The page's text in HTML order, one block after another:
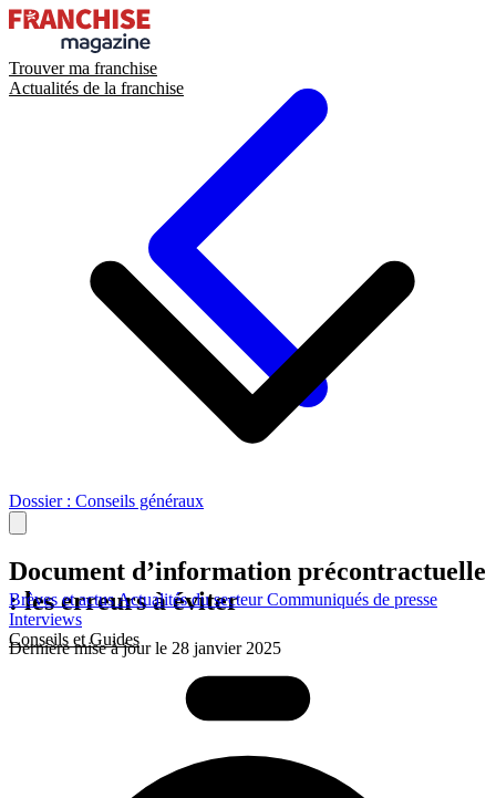
Trouver ma franchise
Actualités de la franchise
Brèves et actusActualités du secteurCommuniqués de presse
Interviews
Conseils et Guides
Dossier : Conseils généraux
Document d’information précontractuelle
: les erreurs à éviter
Dernière mise à jour le 28 janvier 2025